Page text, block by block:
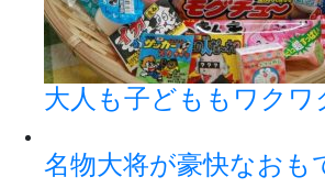
大人も子どももワク
名物大将が豪快なおも